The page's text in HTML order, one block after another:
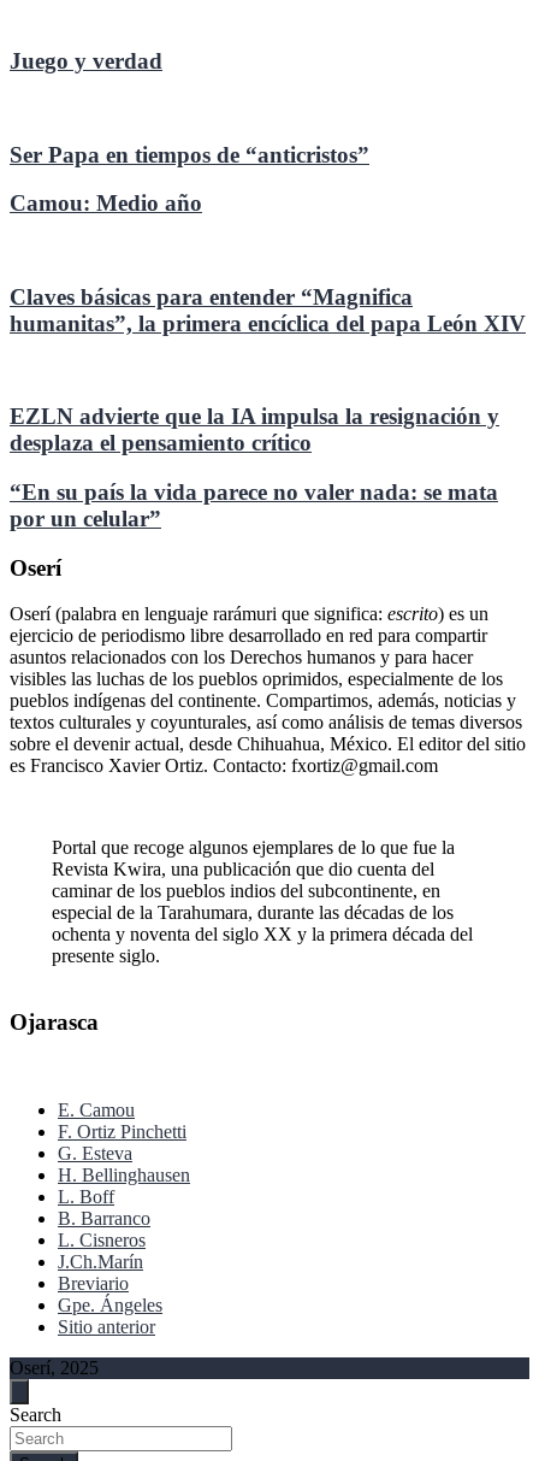
Juego y verdad
Ser Papa en tiempos de “anticristos”
Camou: Medio año
Claves básicas para entender “Magnifica
humanitas”, la primera encíclica del papa León XIV
EZLN advierte que la IA impulsa la resignación y
desplaza el pensamiento crítico
“En su país la vida parece no valer nada: se mata
por un celular”
Oserí
Oserí (palabra en lenguaje rarámuri que significa: escrito) es un
ejercicio de periodismo libre desarrollado en red para compartir
asuntos relacionados con los Derechos humanos y para hacer
visibles las luchas de los pueblos oprimidos, especialmente de los
pueblos indígenas del continente. Compartimos, además, noticias y
textos culturales y coyunturales, así como análisis de temas diversos
sobre el devenir actual, desde Chihuahua, México. El editor del sitio
es Francisco Xavier Ortiz. Contacto: fxortiz@gmail.com
Portal que recoge algunos ejemplares de lo que fue la
Revista Kwira, una publicación que dio cuenta del
caminar de los pueblos indios del subcontinente, en
especial de la Tarahumara, durante las décadas de los
ochenta y noventa del siglo XX y la primera década del
presente siglo.
Ojarasca
E. Camou
F. Ortiz Pinchetti
G. Esteva
H. Bellinghausen
L. Boff
B. Barranco
L. Cisneros
J.Ch.Marín
Breviario
Gpe. Ángeles
Sitio anterior
Oserí, 2025
Search